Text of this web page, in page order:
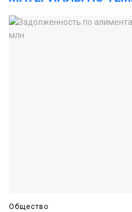
Общество